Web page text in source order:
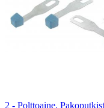
2 - Polttoaine,